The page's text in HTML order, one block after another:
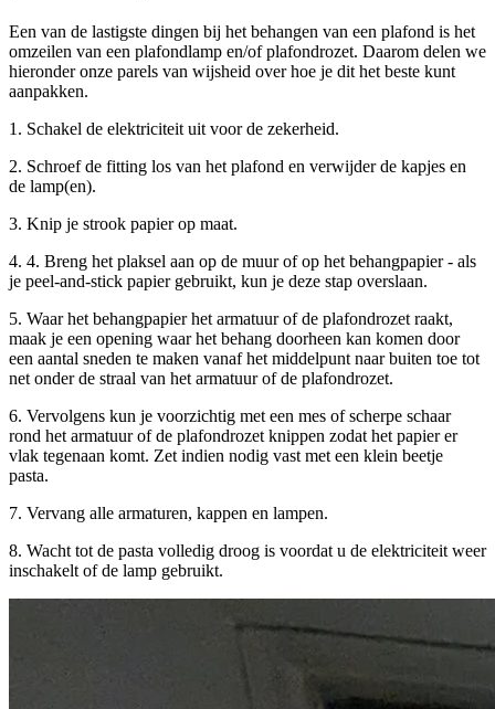
Een van de lastigste dingen bij het behangen van een plafond is het
omzeilen van een plafondlamp en/of plafondrozet. Daarom delen we
hieronder onze parels van wijsheid over hoe je dit het beste kunt
aanpakken.
1. Schakel de elektriciteit uit voor de zekerheid.
2. Schroef de fitting los van het plafond en verwijder de kapjes en
de lamp(en).
3. Knip je strook papier op maat.
4. 4. Breng het plaksel aan op de muur of op het behangpapier - als
je peel-and-stick papier gebruikt, kun je deze stap overslaan.
5. Waar het behangpapier het armatuur of de plafondrozet raakt,
maak je een opening waar het behang doorheen kan komen door
een aantal sneden te maken vanaf het middelpunt naar buiten toe tot
net onder de straal van het armatuur of de plafondrozet.
6. Vervolgens kun je voorzichtig met een mes of scherpe schaar
rond het armatuur of de plafondrozet knippen zodat het papier er
vlak tegenaan komt. Zet indien nodig vast met een klein beetje
pasta.
7. Vervang alle armaturen, kappen en lampen.
8. Wacht tot de pasta volledig droog is voordat u de elektriciteit weer
inschakelt of de lamp gebruikt.